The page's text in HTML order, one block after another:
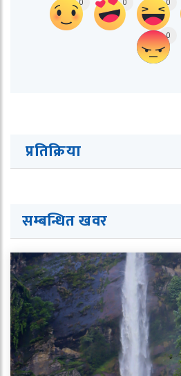
0 0 0
0
प्रतिक्रिया
सम्बन्धित खवर